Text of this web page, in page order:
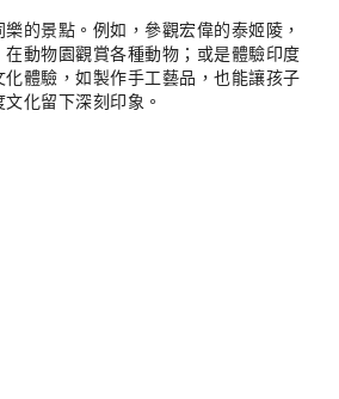
的景點。例如，參觀宏偉的泰姬陵，
動物園觀賞各種動物；或是體驗印度
體驗，如製作手工藝品，也能讓孩子
化留下深刻印象。